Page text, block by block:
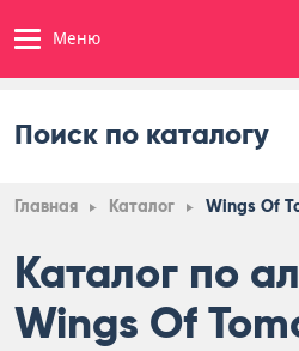
Меню
Поиск по каталогу
Главная Каталог Wings Of
Каталог по
Wings Of